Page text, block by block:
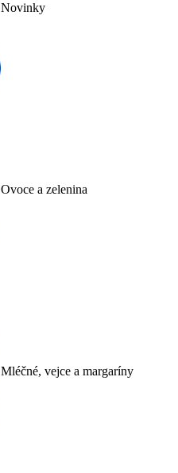
Novinky
Ovoce a zelenina
Mléčné, vejce a margaríny